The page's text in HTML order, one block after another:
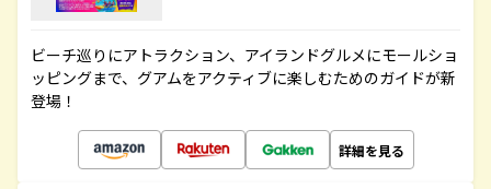
ビーチ巡りにアトラクション、アイランドグルメにモールショ
ッピングまで、グアムをアクティブに楽しむためのガイドが新
登場！
詳細を見る